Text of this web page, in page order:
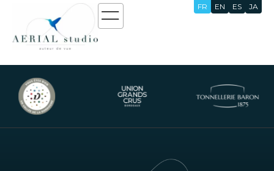
FR EN ES JA
Maison de Poupée